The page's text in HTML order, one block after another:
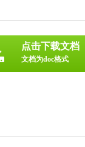
点击下载文档
文档为doc格式